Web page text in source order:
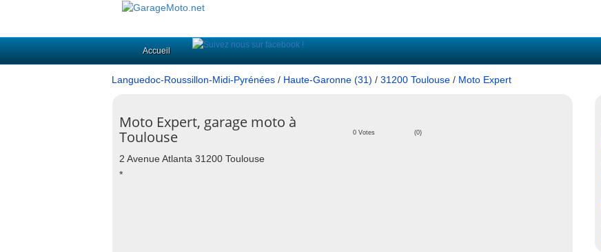
Accueil
Languedoc-Roussillon-Midi-Pyrénées / Haute-Garonne (31) / 31200 Toulouse / Moto Expert
Moto Expert, garage moto à
Toulouse
0 Votes (0)
2 Avenue Atlanta 31200 Toulouse
*